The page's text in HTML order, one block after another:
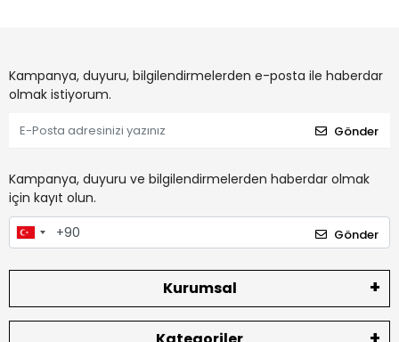
Kampanya, duyuru, bilgilendirmelerden e-posta ile haberdar
olmak istiyorum.
Gönder
Kampanya, duyuru ve bilgilendirmelerden haberdar olmak
için kayıt olun.
Gönder
Kurumsal